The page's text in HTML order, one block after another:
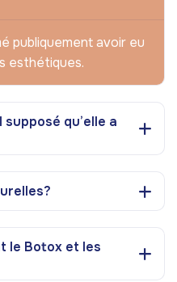
publiquement avoir eu
esthétiques.
qu’elle a
le Botox et les